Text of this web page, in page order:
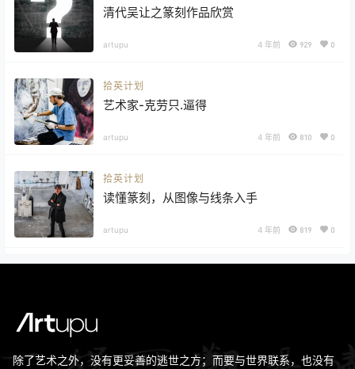
清代吴让之篆刻作品欣赏
artupu 4 年前 929 0
拾英计划
艺术家-克劳只.逼得
artupu 4 年前 810 0
拾英计划
读懂篆刻，从图像与线条入手
artupu 4 年前 819 0
除了艺术之外，没有更妥善的逃世之方；而要与世界联系，也没有